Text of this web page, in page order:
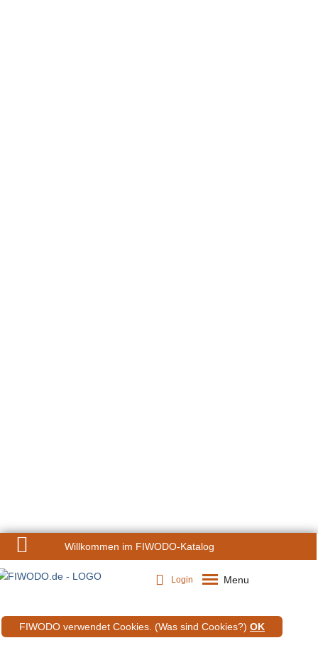
Willkommen im FIWODO-Katalog
Login Menu
FIWODO verwendet Cookies. (Was sind Cookies?) OK